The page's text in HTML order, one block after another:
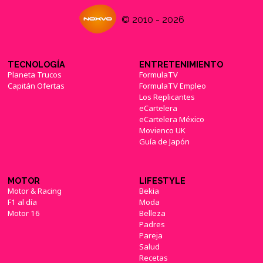
© 2010 - 2026
TECNOLOGÍA
Planeta Trucos
Capitán Ofertas
ENTRETENIMIENTO
FormulaTV
FormulaTV Empleo
Los Replicantes
eCartelera
eCartelera México
Movienco UK
Guía de Japón
MOTOR
Motor & Racing
F1 al día
Motor 16
LIFESTYLE
Bekia
Moda
Belleza
Padres
Pareja
Salud
Recetas